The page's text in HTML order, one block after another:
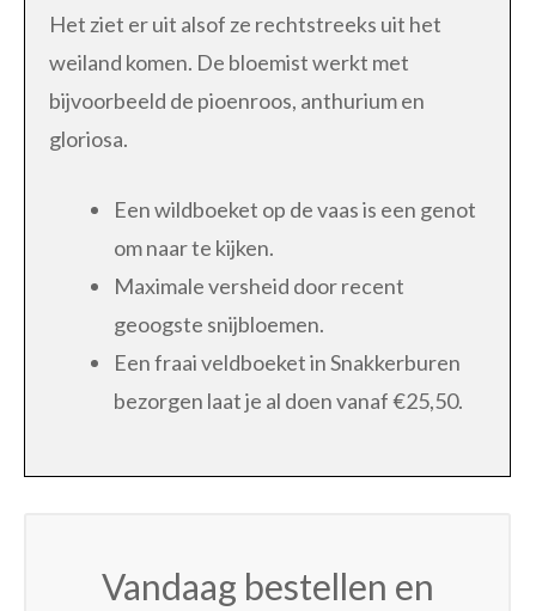
Het ziet er uit alsof ze rechtstreeks uit het
weiland komen. De bloemist werkt met
bijvoorbeeld de pioenroos, anthurium en
gloriosa.
Een wildboeket op de vaas is een genot
om naar te kijken.
Maximale versheid door recent
geoogste snijbloemen.
Een fraai veldboeket in Snakkerburen
bezorgen laat je al doen vanaf €25,50.
Vandaag bestellen en